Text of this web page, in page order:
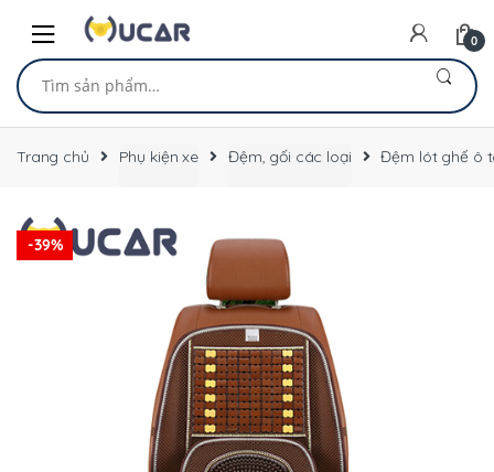
navigation
content
0
Tìm
kiếm:
Trang chủ Phụ kiện xe Đệm, gối các loại Đệm lót ghế ô
-39%